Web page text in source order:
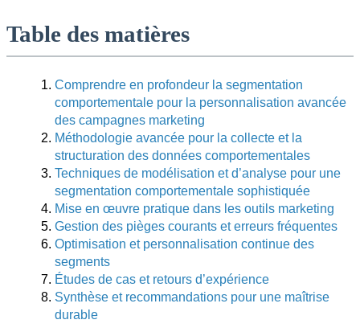
Table des matières
Comprendre en profondeur la segmentation
comportementale pour la personnalisation avancée
des campagnes marketing
Méthodologie avancée pour la collecte et la
structuration des données comportementales
Techniques de modélisation et d’analyse pour une
segmentation comportementale sophistiquée
Mise en œuvre pratique dans les outils marketing
Gestion des pièges courants et erreurs fréquentes
Optimisation et personnalisation continue des
segments
Études de cas et retours d’expérience
Synthèse et recommandations pour une maîtrise
durable